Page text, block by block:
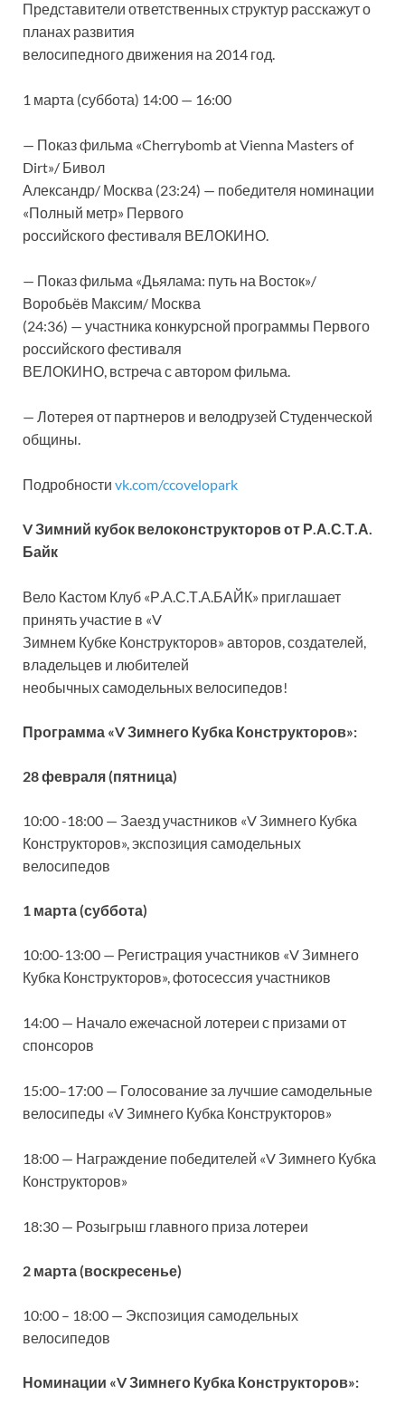
Представители ответственных структур расскажут о
планах развития
велосипедного движения на 2014 год.
1 марта (суббота) 14:00 — 16:00
— Показ фильма «Cherrybomb at Vienna Masters of
Dirt»/ Бивол
Александр/ Москва (23:24) — победителя номинации
«Полный метр» Первого
российского фестиваля ВЕЛОКИНО.
— Показ фильма «Дьялама: путь на Восток»/
Воробьёв Максим/ Москва
(24:36) — участника конкурсной программы Первого
российского фестиваля
ВЕЛОКИНО, встреча с автором фильма.
— Лотерея от партнеров и велодрузей Студенческой
общины.
Подробности vk.com/ccovelopark
V Зимний кубок велоконструкторов от Р.А.С.Т.А.
Байк
Вело Кастом Клуб «Р.А.С.Т.А.БАЙК» приглашает
принять участие в «V
Зимнем Кубке Конструкторов» авторов, создателей,
владельцев и любителей
необычных самодельных велосипедов!
Программа «V Зимнего Кубка Конструкторов»:
28 февраля (пятница)
10:00 -18:00 — Заезд участников «V Зимнего Кубка
Конструкторов», экспозиция самодельных
велосипедов
1 марта (суббота)
10:00-13:00 — Регистрация участников «V Зимнего
Кубка Конструкторов», фотосессия участников
14:00 — Начало ежечасной лотереи с призами от
спонсоров
15:00–17:00 — Голосование за лучшие самодельные
велосипеды «V Зимнего Кубка Конструкторов»
18:00 — Награждение победителей «V Зимнего Кубка
Конструкторов»
18:30 — Розыгрыш главного приза лотереи
2 марта (воскресенье)
10:00 – 18:00 — Экспозиция самодельных
велосипедов
Номинации «V Зимнего Кубка Конструкторов»: